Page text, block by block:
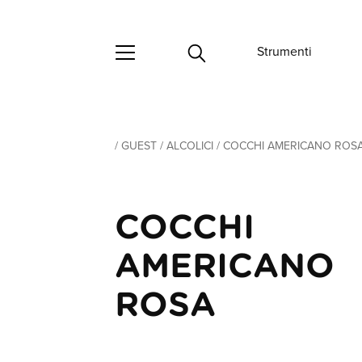
Strumenti
/GUEST/ALCOLICI/COCCHI AMERICANO
COCCHI
AMERICANO
ROSA